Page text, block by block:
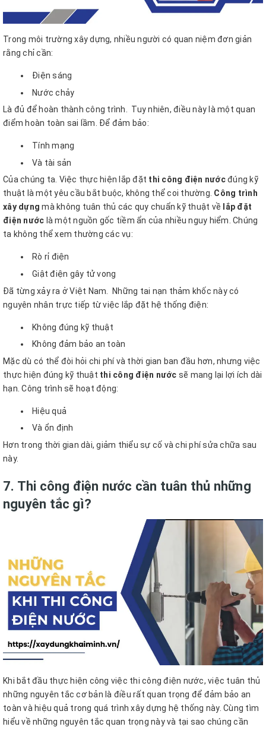
Trong môi trường xây dựng, nhiều người có quan niệm đơn giản
rằng chỉ cần:
Điện sáng
Nước chảy
Là đủ để hoàn thành công trình. Tuy nhiên, điều này là một quan
điểm hoàn toàn sai lầm. Để đảm bảo:
Tính mạng
Và tài sản
Của chúng ta. Việc thực hiện lắp đặt thi công điện nướcđúng kỹ
thuật là một yêu cầu bắt buộc, không thể coi thường. Công trình
xây dựng mà không tuân thủ các quy chuẩn kỹ thuật về
lắp đặt
điện nước là một nguồn gốc tiềm ẩn của nhiều nguy hiểm. Chúng
ta không thể xem thường các vụ:
Rò rỉ điện
Giật điện gây tử vong
Đã từng xảy ra ở Việt Nam. Những tai nạn thảm khốc này có
nguyên nhân trực tiếp từ việc lắp đặt hệ thống điện:
Không đúng kỹ thuật
Không đảm bảo an toàn
Mặc dù có thể đòi hỏi chi phí và thời gian ban đầu hơn, nhưng việc
thực hiện đúng kỹ thuật thi công điện nước sẽ mang lại lợi ích dài
hạn. Công trình sẽ hoạt động:
Hiệu quả
Và ổn định
Hơn trong thời gian dài, giảm thiểu sự cố và chi phí sửa chữa sau
này.
7. Thi công điện nước cần tuân thủ những
nguyên tắc gì?
Khi bắt đầu thực hiện công việc thi công điện nước, việc tuân thủ
những nguyên tắc cơ bản là điều rất quan trọng để đảm bảo an
toàn và hiệu quả trong quá trình xây dựng hệ thống này. Cùng tìm
hiểu về những nguyên tắc quan trọng này và tại sao chúng cần